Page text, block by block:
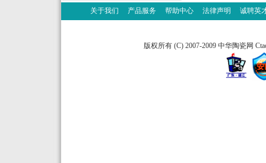
关于我们 产品服务 帮助中心 法律声明 诚聘英
版权所有 (C) 2007-2009 中华陶瓷网